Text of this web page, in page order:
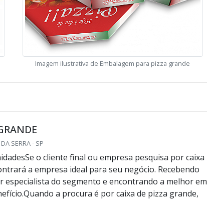
Imagem ilustrativa de Embalagem para pizza grande
SERRA - SP
o cliente final ou empresa pesquisa por caixa
a empresa ideal para seu negócio. Recebendo
especialista do segmento e encontrando a melhor em
a procura é por caixa de pizza grande,